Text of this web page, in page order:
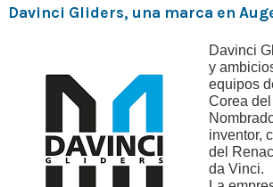
Davinci Gliders, una marca en
Davinci
y
equipos
Corea del
inventor,
del
da Vinci.